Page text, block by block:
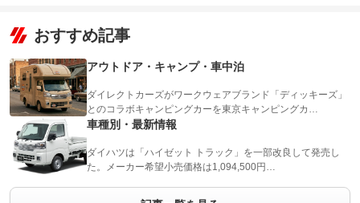
おすすめ記事
アウトドア・キャンプ・車中泊
ダイレクトカーズがワークウェアブランド「ディッキーズ」
とのコラボキャンピングカーを東京キャンピングカ…
車種別・最新情報
ダイハツは「ハイゼット トラック」を一部改良して発売し
た。メーカー希望小売価格は1,094,500円…